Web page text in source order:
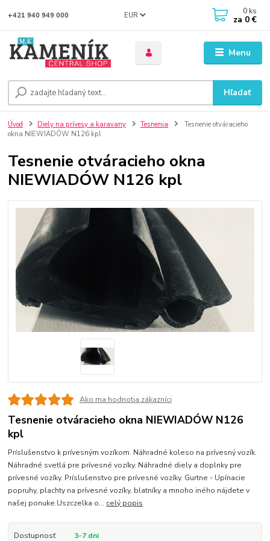
Menu
EUR
Hľadať
+421 940 949 000 0 ks
za 0 €
Úvod Diely na prívesy a karavany Tesnenia
Tesnenie otváracieho
okna NIEWIADÓW N126 kpl
Tesnenie otváracieho okna
NIEWIADÓW N126 kpl
Ako ma hodnotia zákazníci
Tesnenie otváracieho okna NIEWIADÓW N126
kpl
Príslušenstvo k prívesným vozíkom. Náhradné koleso na prívesný vozík.
Náhradné svetlá pre prívesné vozíky. Náhradné diely a doplnky pre
prívesné vozíky. Príslušenstvo pre prívesné vozíky. Gurtne - Upínacie
popruhy, plachty na prívesné vozíky, blatníky a mnoho iného nájdete v
našej ponuke.Uszczelka o... celý popis
Dostupnosť 3-7 dni